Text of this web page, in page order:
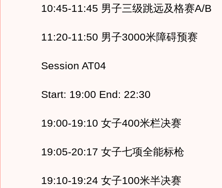
10:45-11:45 男子三级跳远及格赛A/B
11:20-11:50 男子3000米障碍预赛
Session AT04
Start: 19:00 End: 22:30
19:00-19:10 女子400米栏决赛
19:05-20:17 女子七项全能标枪
19:10-19:24 女子100米半决赛